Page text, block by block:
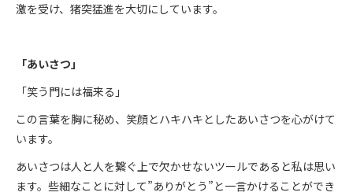
激を受け、猪突猛進を大切にしています。
「あいさつ」
「笑う門には福来る」
この言葉を胸に秘め、笑顔とハキハキとしたあいさつを心がけて
います。
あいさつは人と人を繋ぐ上で欠かせないツールであると私は思い
ます。些細なことに対して”ありがとう”と一言かけることができ